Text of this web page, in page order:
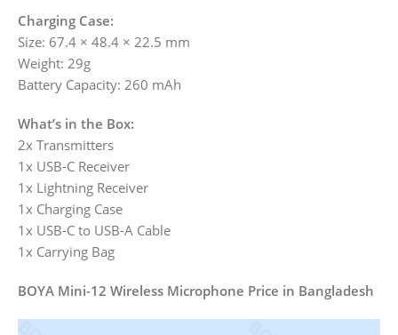
Charging Case:
Size: 67.4 × 48.4 × 22.5 mm
Weight: 29g
Battery Capacity: 260 mAh
What’s in the Box:
2x Transmitters
1x USB-C Receiver
1x Lightning Receiver
1x Charging Case
1x USB-C to USB-A Cable
1x Carrying Bag
BOYA Mini-12 Wireless Microphone Price in Bangladesh